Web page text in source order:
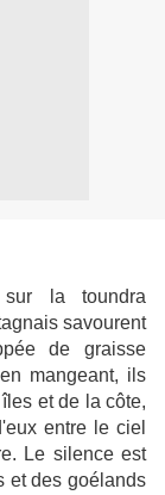
sur la toundra
savourent
de graisse
mangeant, ils
et de la côte,
entre le ciel
Le silence est
et des goélands